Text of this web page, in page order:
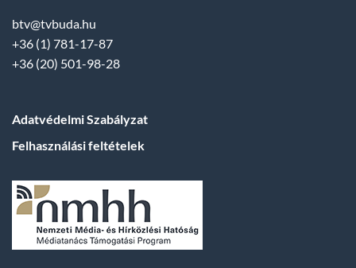
btv@tvbuda.hu
+36 (1) 781-17-87
+36 (20) 501-98-28
Adatvédelmi Szabályzat
Felhasználási feltételek